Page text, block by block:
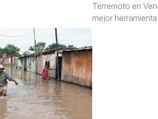
Terremoto en
mejor